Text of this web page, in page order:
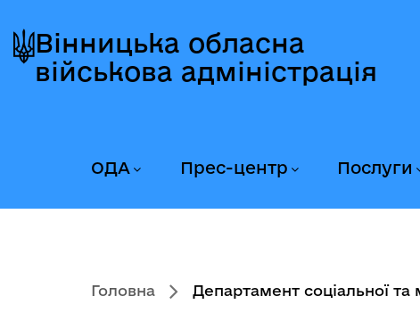
до
головного
до
головного
вмісту
до
головного
колонтитула
Вінницька обласна
військова адміністрація
ОДА Прес-центр Послуги
Головна Департамент соціальної та